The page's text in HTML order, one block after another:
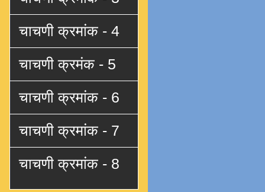
चाचणी क्रमांक - 4
चाचणी क्रमंक - 5
चाचणी क्रमांक - 6
चाचणी क्रमांक - 7
चाचणी क्रमांक - 8